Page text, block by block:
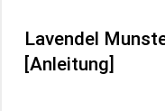
Lavendel
[Anleitung]